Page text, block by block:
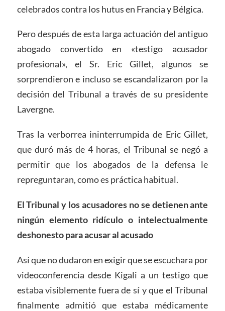
celebrados contra los hutus en Francia y Bélgica.
Pero después de esta larga actuación del antiguo
abogado convertido en «testigo acusador
profesional», el Sr. Eric Gillet, algunos se
sorprendieron e incluso se escandalizaron por la
decisión del Tribunal a través de su presidente
Lavergne.
Tras la verborrea ininterrumpida de Eric Gillet,
que duró más de 4 horas, el Tribunal se negó a
permitir que los abogados de la defensa le
repreguntaran, como es práctica habitual.
El Tribunal y los acusadores no se detienen ante
ningún elemento ridículo o intelectualmente
deshonesto para acusar al acusado
Así que no dudaron en exigir que se escuchara por
videoconferencia desde Kigali a un testigo que
estaba visiblemente fuera de sí y que el Tribunal
finalmente admitió que estaba médicamente